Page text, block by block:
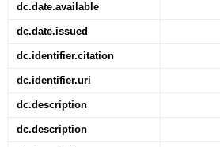
dc.date.available
dc.date.issued
dc.identifier.citation
dc.identifier.uri
dc.description
dc.description